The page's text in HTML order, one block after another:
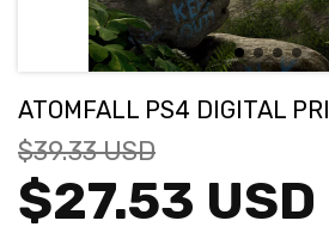
ATOMFALL PS4 DIGITAL
$39.33 USD
$27.53 USD